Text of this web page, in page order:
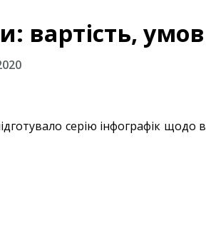
вартість,
серію інфографік щодо